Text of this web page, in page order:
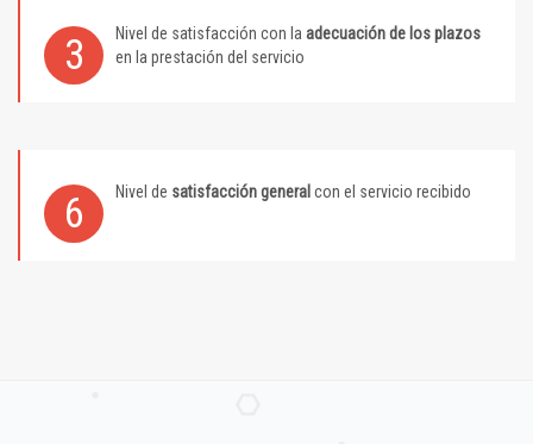
3 Nivel de satisfacción con la adecuación de los plazos
en la prestación del servicio
6 Nivel de satisfacción general con el servicio recibido